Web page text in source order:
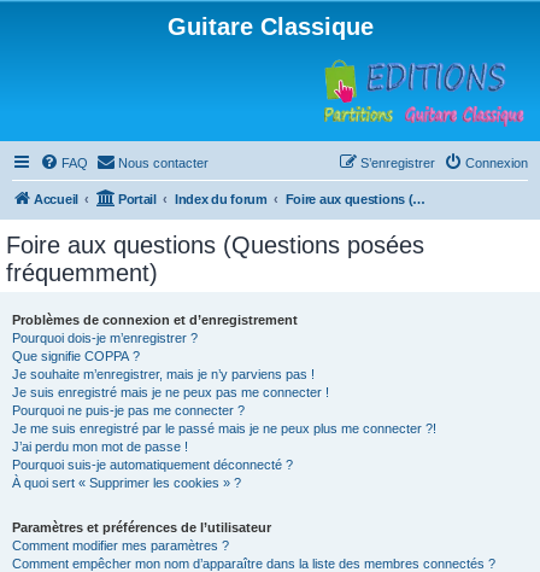
Guitare Classique
FAQ Nous contacter Connexion
S’enregistrer
Accueil Portail Index du forum Foire aux questions (Questions posées fréquemment)
Foire aux questions (Questions posées
fréquemment)
Problèmes de connexion et d’enregistrement
Pourquoi dois-je m’enregistrer ?
Que signifie COPPA ?
Je souhaite m’enregistrer, mais je n’y parviens pas !
Je suis enregistré mais je ne peux pas me connecter !
Pourquoi ne puis-je pas me connecter ?
Je me suis enregistré par le passé mais je ne peux plus me connecter ?!
J’ai perdu mon mot de passe !
Pourquoi suis-je automatiquement déconnecté ?
À quoi sert « Supprimer les cookies » ?
Paramètres et préférences de l’utilisateur
Comment modifier mes paramètres ?
Comment empêcher mon nom d’apparaître dans la liste des membres connectés ?